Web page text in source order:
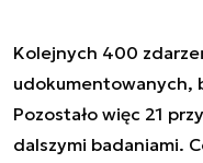
Kolejnych 400
udokumentowanych,
Pozostało więc 21
dalszymi badaniami.